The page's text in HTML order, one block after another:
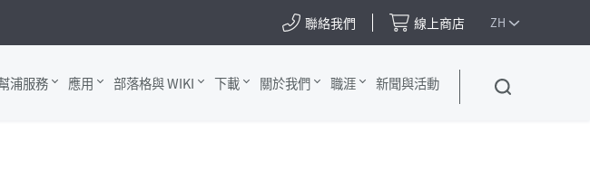
聯絡我們 線上商店 ZH
浦服務 應用 部落格與 WIKI 下載 關於我們 職涯 新聞與活動